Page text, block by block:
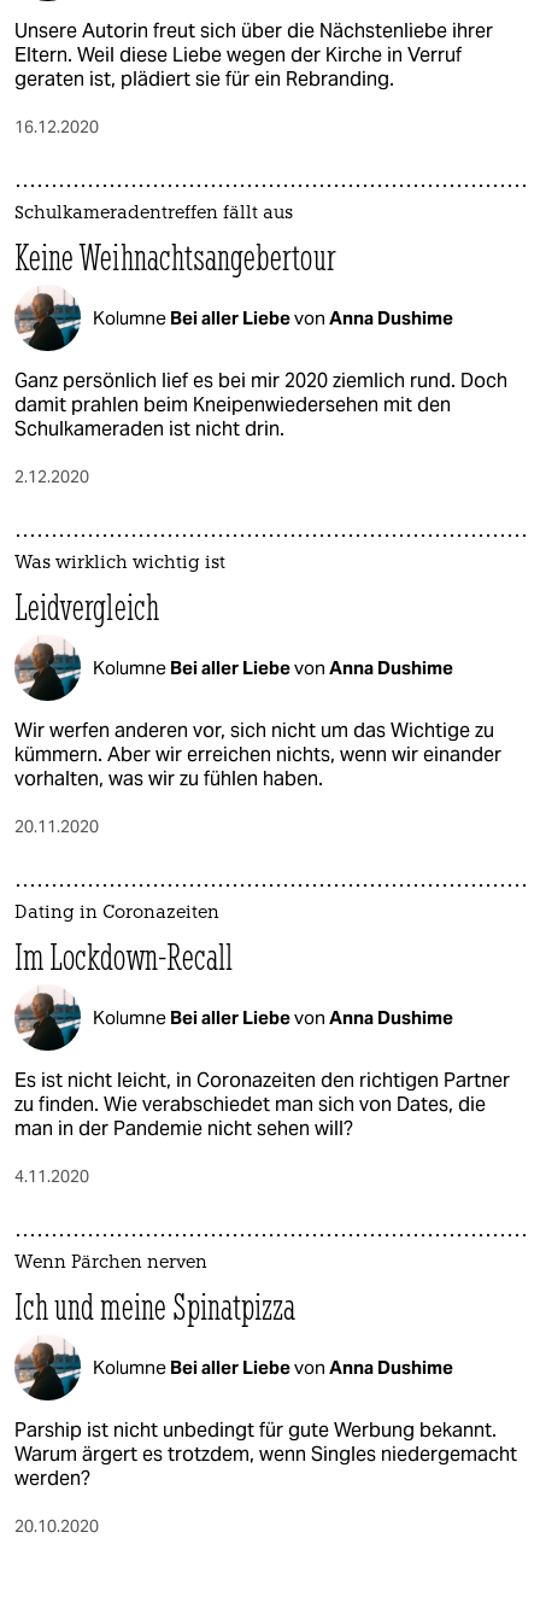
Unsere Autorin freut sich über die Nächstenliebe ihrer
Eltern. Weil diese Liebe wegen der Kirche in Verruf
geraten ist, plädiert sie für ein Rebranding.
16.12.2020
Schulkameradentreffen fällt aus
Keine Weihnachtsangebertour
Kolumne Bei aller Liebevon Anna Dushime
Ganz persönlich lief es bei mir 2020 ziemlich rund. Doch
damit prahlen beim Kneipenwiedersehen mit den
Schulkameraden ist nicht drin.
2.12.2020
Was wirklich wichtig ist
Leidvergleich
Kolumne Bei aller Liebevon Anna Dushime
Wir werfen anderen vor, sich nicht um das Wichtige zu
kümmern. Aber wir erreichen nichts, wenn wir einander
vorhalten, was wir zu fühlen haben.
20.11.2020
Dating in Coronazeiten
Im Lockdown-Recall
Kolumne Bei aller Liebevon Anna Dushime
Es ist nicht leicht, in Coronazeiten den richtigen Partner
zu finden. Wie verabschiedet man sich von Dates, die
man in der Pandemie nicht sehen will?
4.11.2020
Wenn Pärchen nerven
Ich und meine Spinatpizza
Kolumne Bei aller Liebevon Anna Dushime
Parship ist nicht unbedingt für gute Werbung bekannt.
Warum ärgert es trotzdem, wenn Singles niedergemacht
werden?
20.10.2020